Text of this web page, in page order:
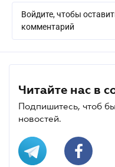
Войдите, чтобы
комментарий
Читайте нас в
Подпишитесь, чтоб
новостей.